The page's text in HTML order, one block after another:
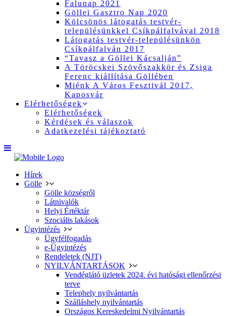
Falunap 2021
Göllei Gasztro Nap 2020
Kölcsönös látogatás testvér-
településünkkel Csíkpálfalvával 2018
Látogatás testvér-településünkön
Csíkpálfalván 2017
“Tavasz a Göllei Kácsalján”
A Töröcskei Szövőszakkör és Zsiga
Ferenc kiállítása Göllében
Miénk A Város Fesztivál 2017,
Kaposvár
Elérhetőségek
Elérhetőségek
Kérdések és válaszok
Adatkezelési tájékoztató
Hírek
Gölle
Gölle községről
Látnivalók
Helyi Értéktár
Szociális lakások
Ügyintézés
Ügyfélfogadás
e-Ügyintézés
Rendeletek (NJT)
NYILVÁNTARTÁSOK
Vendéglátó üzletek 2024. évi hatósági ellenőrzési
terve
Telephely nyilvántartás
Szálláshely nyilvántartás
Országos Kereskedelmi Nyilvántartás